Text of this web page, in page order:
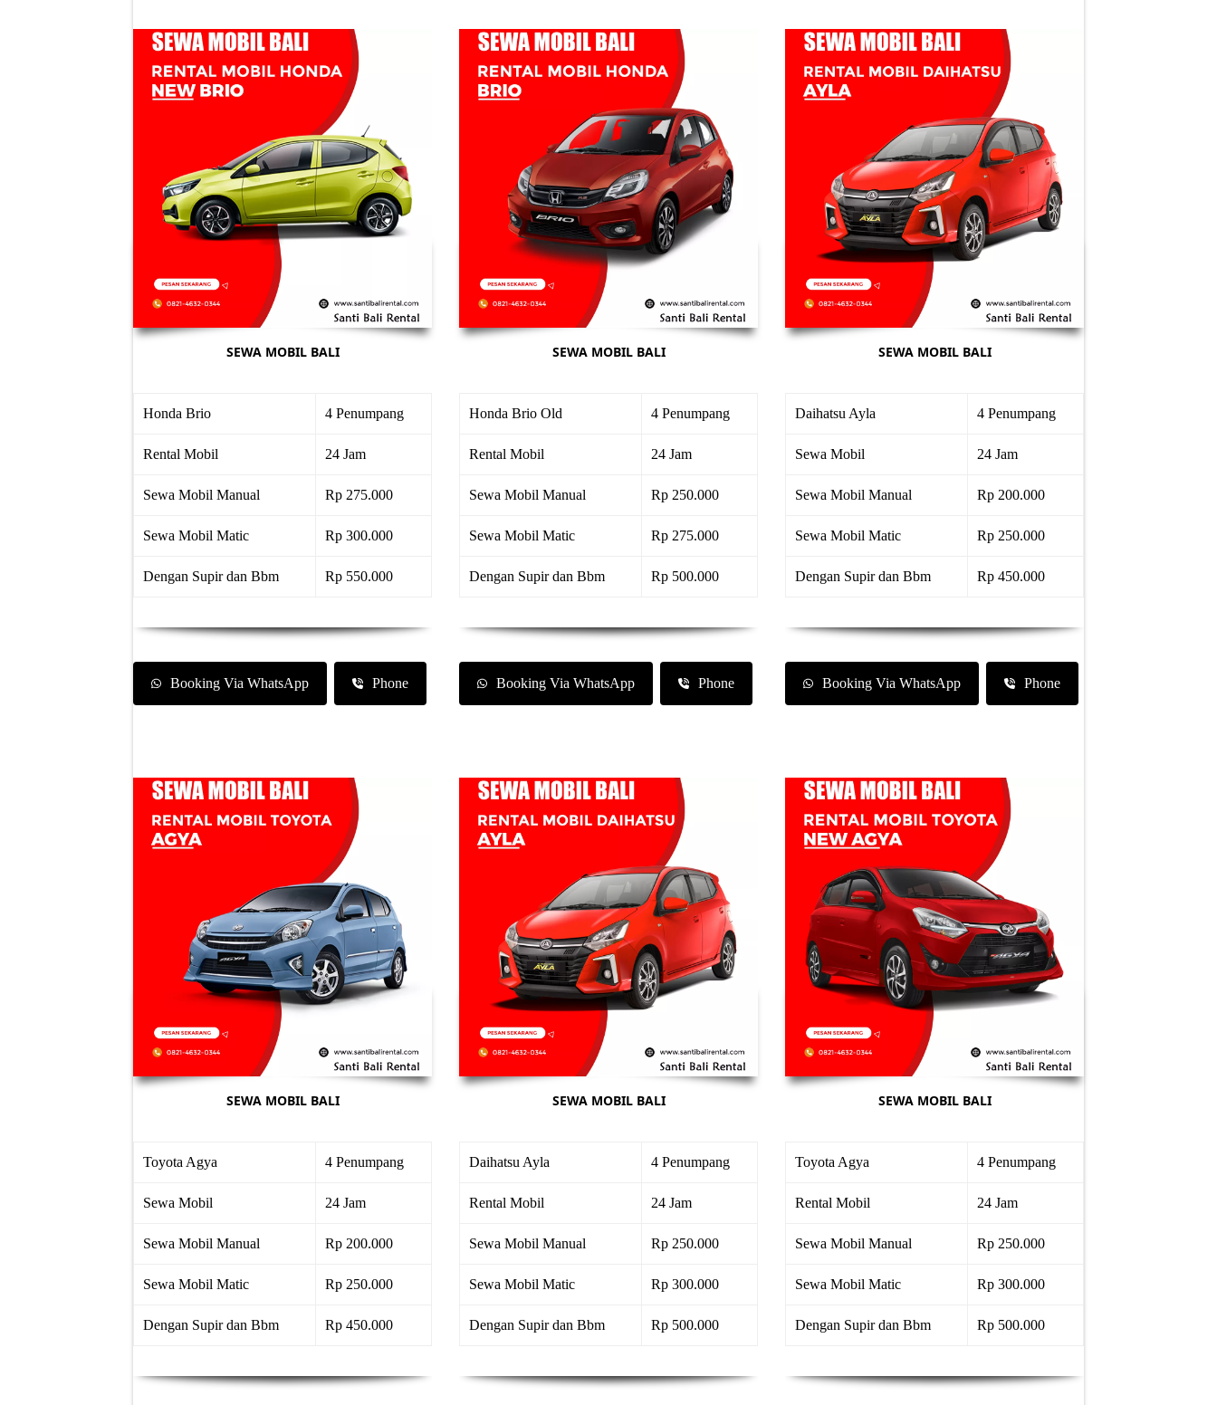
SEWA MOBIL BALI
Honda Brio 4 Penumpang
Rental Mobil 24 Jam
Sewa Mobil Manual Rp 275.000
Sewa Mobil Matic Rp 300.000
Dengan Supir dan Bbm Rp 550.000
Booking Via WhatsApp Phone
SEWA MOBIL BALI
Honda Brio Old 4 Penumpang
Rental Mobil 24 Jam
Sewa Mobil Manual Rp 250.000
Sewa Mobil Matic Rp 275.000
Dengan Supir dan Bbm Rp 500.000
Booking Via WhatsApp Phone
SEWA MOBIL BALI
Daihatsu Ayla 4 Penumpang
Sewa Mobil 24 Jam
Sewa Mobil Manual Rp 200.000
Sewa Mobil Matic Rp 250.000
Dengan Supir dan Bbm Rp 450.000
Booking Via WhatsApp Phone
SEWA MOBIL BALI
Toyota Agya 4 Penumpang
Sewa Mobil 24 Jam
Sewa Mobil Manual Rp 200.000
Sewa Mobil Matic Rp 250.000
Dengan Supir dan Bbm Rp 450.000
SEWA MOBIL BALI
Daihatsu Ayla 4 Penumpang
Rental Mobil 24 Jam
Sewa Mobil Manual Rp 250.000
Sewa Mobil Matic Rp 300.000
Dengan Supir dan Bbm Rp 500.000
SEWA MOBIL BALI
Toyota Agya 4 Penumpang
Rental Mobil 24 Jam
Sewa Mobil Manual Rp 250.000
Sewa Mobil Matic Rp 300.000
Dengan Supir dan Bbm Rp 500.000